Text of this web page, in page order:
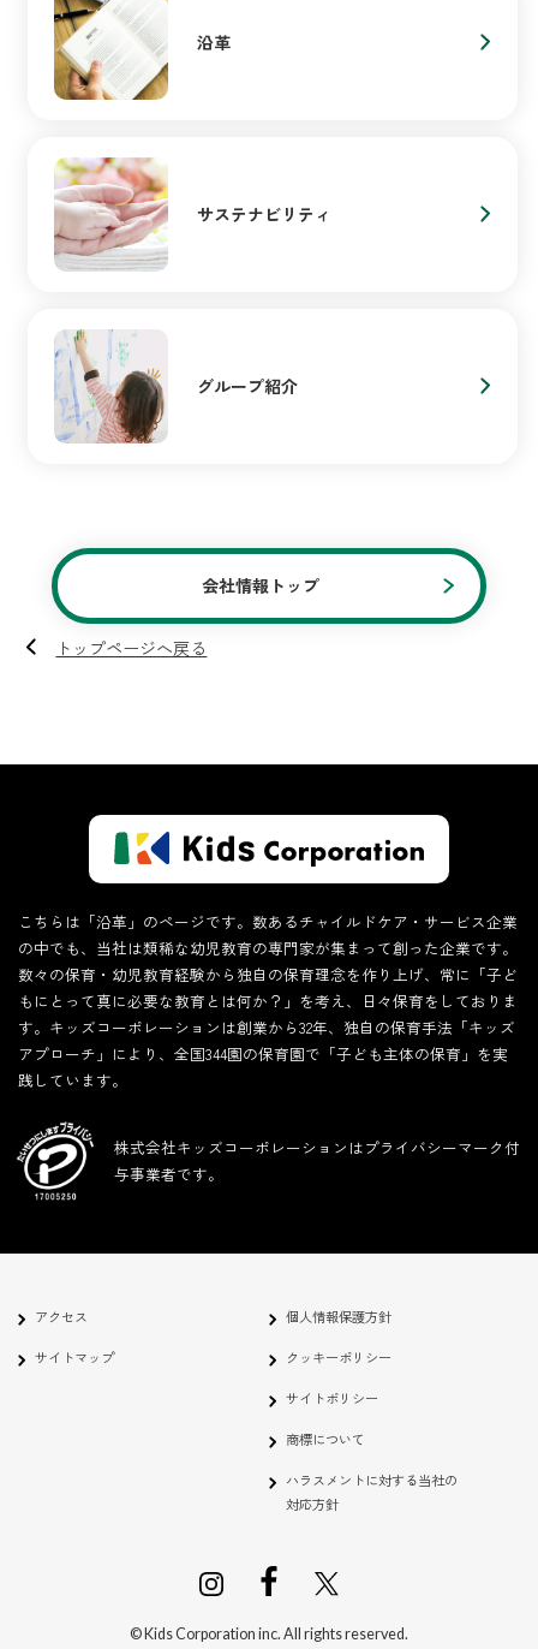
沿革
サステナビリティ
グループ紹介
会社情報トップ
トップページへ戻る
こちらは「沿革」のページです。数あるチャイルドケア・サービス企業
の中でも、当社は類稀な幼児教育の専門家が集まって創った企業です。
数々の保育・幼児教育経験から独自の保育理念を作り上げ、常に「子ど
もにとって真に必要な教育とは何か？」を考え、日々保育をしておりま
す。キッズコーポレーションは創業から32年、独自の保育手法「キッズ
アプローチ」により、全国344園の保育園で「子ども主体の保育」を実
践しています。
株式会社キッズコーポレーションはプライバシーマーク付
与事業者です。
アクセス
サイトマップ
個人情報保護方針
クッキーポリシー
サイトポリシー
商標について
ハラスメントに対する当社の
対応方針
© Kids Corporation inc. All rights reserved.